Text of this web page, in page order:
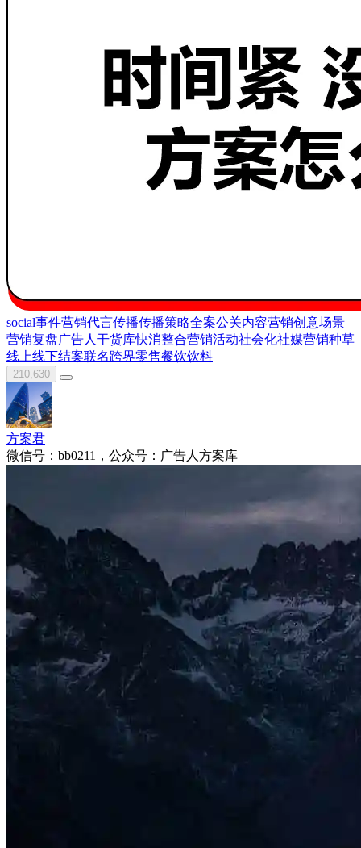
social事件营销代言传播传播策略全案公关内容营销创意场景
营销复盘广告人干货库快消整合营销活动社会化社媒营销种草
线上线下结案联名跨界零售餐饮饮料
210,630
方案君
微信号：bb0211，公众号：广告人方案库